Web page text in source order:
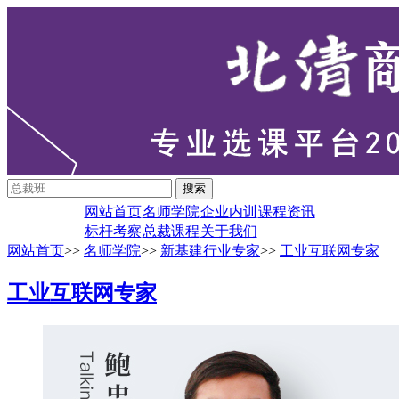
网站首页名师学院企业内训 课程资讯
标杆考察总裁课程关于我们
网站首页>> 名师学院>> 新基建行业专家>> 工业互联网专家
工业互联网专家